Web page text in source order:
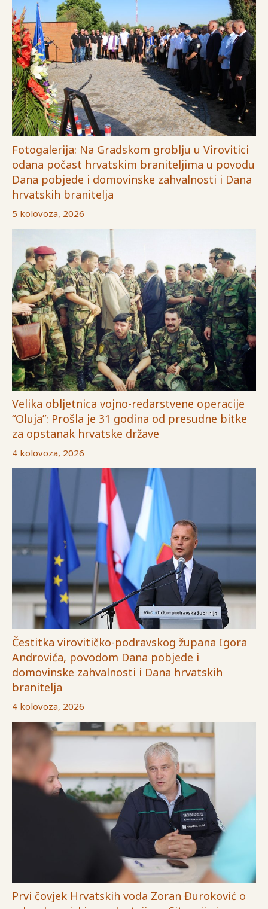
Fotogalerija: Na Gradskom groblju u Virovitici
odana počast hrvatskim braniteljima u povodu
Dana pobjede i domovinske zahvalnosti i Dana
hrvatskih branitelja
5 kolovoza, 2026
Velika obljetnica vojno-redarstvene operacije
“Oluja”: Prošla je 31 godina od presudne bitke
za opstanak hrvatske države
4 kolovoza, 2026
Čestitka virovitičko-podravskog župana Igora
Androvića, povodom Dana pobjede i
domovinske zahvalnosti i Dana hrvatskih
branitelja
4 kolovoza, 2026
Prvi čovjek Hrvatskih voda Zoran Đuroković o